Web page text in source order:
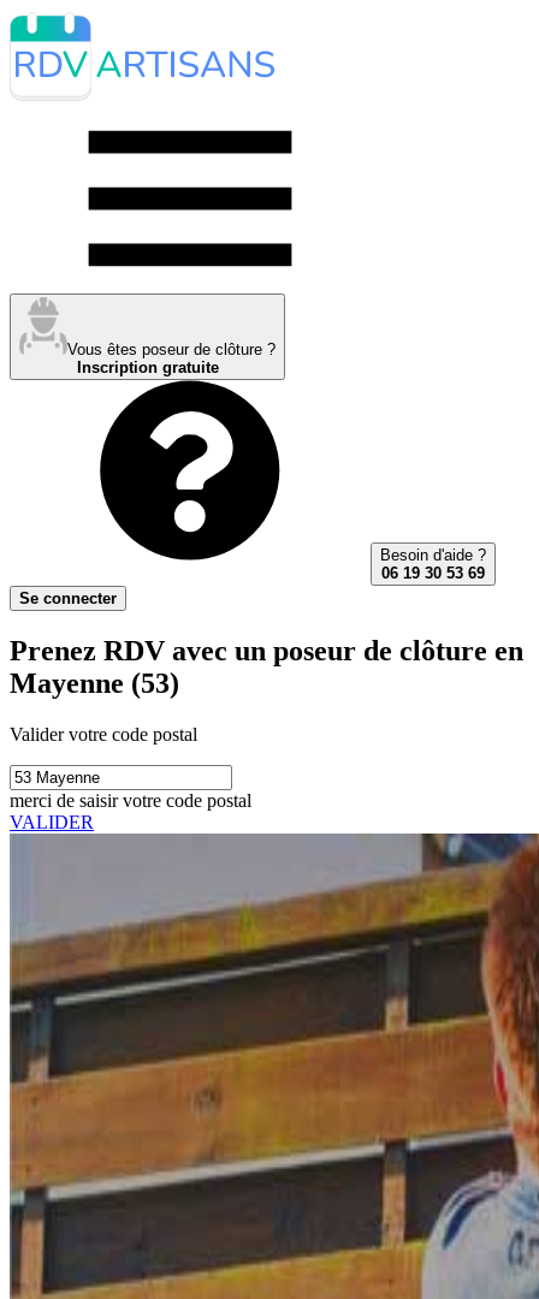
Vous êtes poseur de clôture ?
Inscription gratuite
Besoin d'aide ?
06 19 30 53 69
Se connecter
Prenez RDV avec un poseur de clôture en
Mayenne (53)
Valider votre code postal
merci de saisir votre code postal
VALIDER